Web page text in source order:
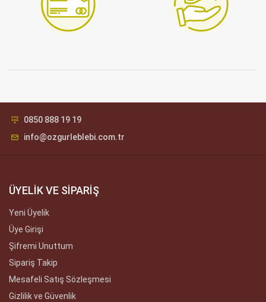
0850 888 19 19
info@ozgurleblebi.com.tr
ÜYELİK VE SİPARİŞ
Yeni Üyelik
Üye Girişi
Şifremi Unuttum
Sipariş Takip
Mesafeli Satış Sözleşmesi
Gizlilik ve Güvenlik